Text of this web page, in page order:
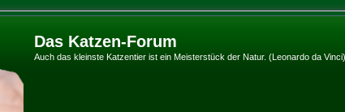
Das Katzen-Forum
Auch das kleinste Katzentier ist ein Meisterstück der Natur. (Leonardo da Vinci)